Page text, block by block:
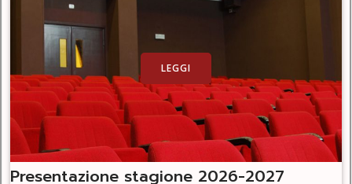
LEGGI
Presentazione stagione 2026-2027